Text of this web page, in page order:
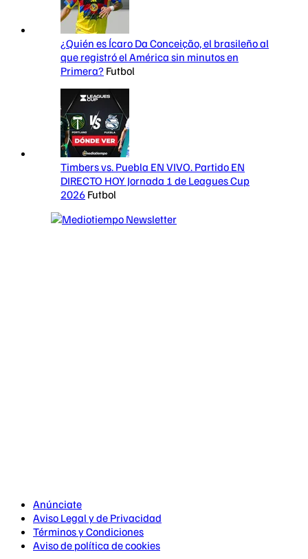
¿Quién es Ícaro Da Conceição, el brasileño al
que registró el América sin minutos en
Primera? Futbol
Timbers vs. Puebla EN VIVO. Partido EN
DIRECTO HOY Jornada 1 de Leagues Cup
2026 Futbol
Anúnciate
Aviso Legal y de Privacidad
Términos y Condiciones
Aviso de política de cookies